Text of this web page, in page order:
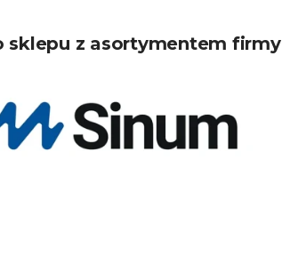
sklepu z asortymentem firmy